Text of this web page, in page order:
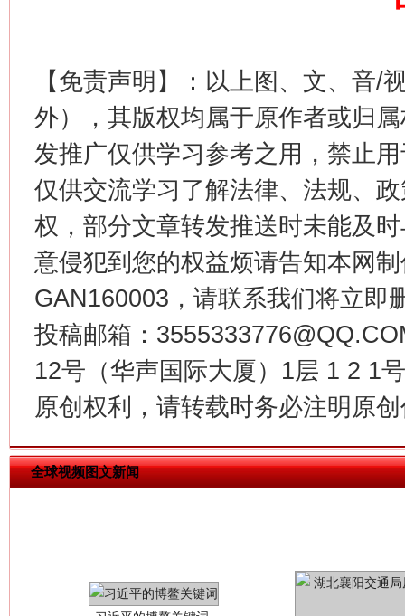
【免责声明】：以上图、文、音/
外），其版权均属于原作者或归
发推广仅供学习参考之用，禁止
仅供交流学习了解法律、法规、
权，部分文章转发推送时未能及
意侵犯到您的权益烦请告知本网
GAN160003，请联系我们将立即
投稿邮箱：
12号（华声国际大厦）1层 1 2 1
原创权利，请转载时务必注明原
全球视频图文新闻
在谋一域中谋全局
今